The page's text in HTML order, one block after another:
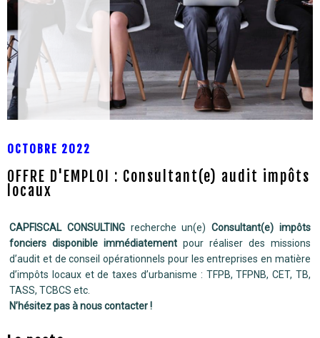
OCTOBRE 2022
OFFRE D'EMPLOI : Consultant(e) audit impôts
locaux
CAPFISCAL CONSULTINGrecherche un(e)Consultant(e) impôts
fonciers disponible immédiatement pour réaliser des missions
d’audit et de conseil opérationnels pour les entreprises en matière
d’impôts locaux et de taxes d’urbanisme : TFPB, TFPNB, CET, TB,
TASS, TCBCS etc.
N’hésitez pas à nous contacter !